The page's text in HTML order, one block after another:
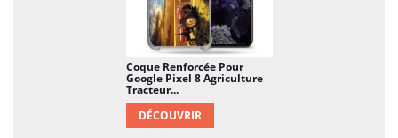
Coque Renforcée Pour
Google Pixel 8 Agriculture
Tracteur...
DÉCOUVRIR